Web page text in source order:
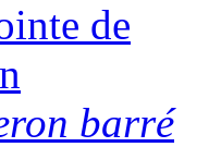
de
barré